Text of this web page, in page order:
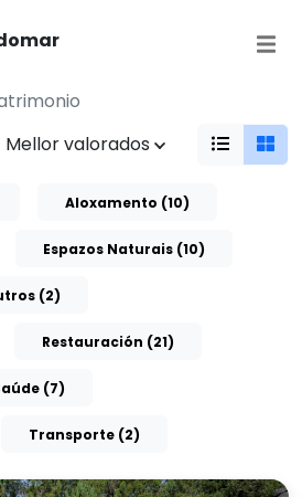
Mellor valorados
Aloxamento (10)
Espazos Naturais (10)
(2)
Restauración (21)
(7)
Transporte (2)